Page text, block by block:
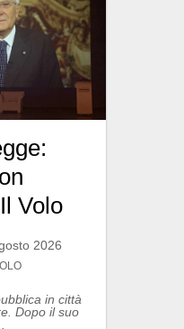
Volo
2026
in città
Dopo il suo